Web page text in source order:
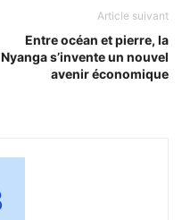
Article suivant
Entre océan et pierre, la
Nyanga s’invente un nouvel
avenir économique